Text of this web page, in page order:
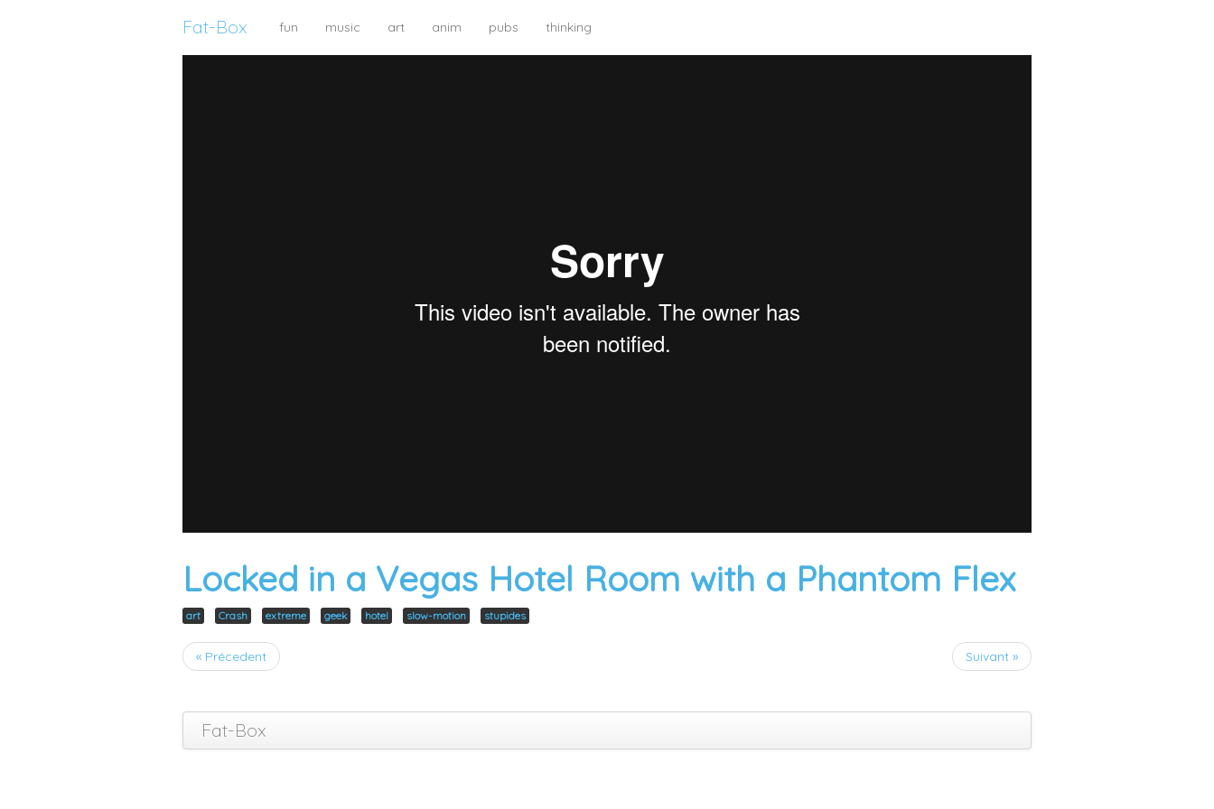
Fat-Box fun music art anim pubs thinking
Locked in a Vegas Hotel Room with a Phantom Flex
art Crash extreme geek hotel slow-motion stupides
« Précedent Suivant »
Fat-Box